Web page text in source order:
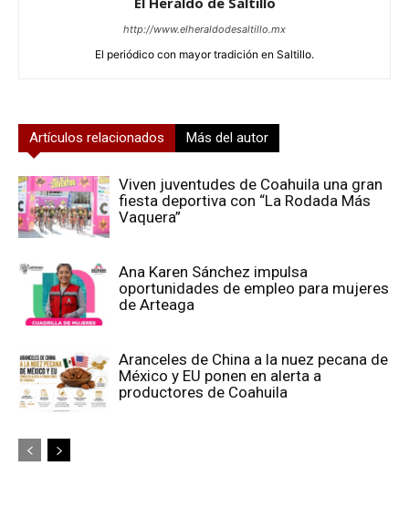
http://www.elheraldodesaltillo.mx
El periódico con mayor tradición en Saltillo.
Artículos relacionados Más del autor
Viven juventudes de Coahuila una gran
fiesta deportiva con “La Rodada Más
Vaquera”
Ana Karen Sánchez impulsa
oportunidades de empleo para mujeres
de Arteaga
Aranceles de China a la nuez pecana de
México y EU ponen en alerta a
productores de Coahuila